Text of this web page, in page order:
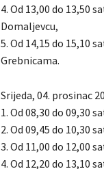
4. Od 13,00 do 13,50
Domaljevcu,
5. Od 14,15 do 15,10
Grebnicama.
Srijeda, 04. prosinac
1. Od 08,30 do 09,30
2. Od 09,45 do 10,30
3. Od 11,00 do 12,00
4. Od 12,20 do 13,10